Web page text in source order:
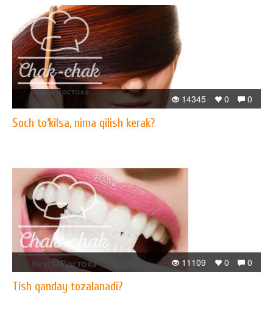
0
0
14345
Soch to‘kilsa, nima qilish kerak?
0
0
11109
Tish qanday tozalanadi?